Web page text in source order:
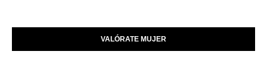
VALÓRATE MUJER